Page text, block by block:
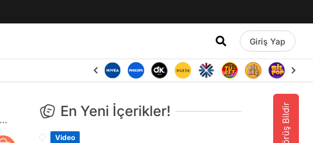
Giriş Yap
Görüş Bildir
En Yeni İçerikler!
Video